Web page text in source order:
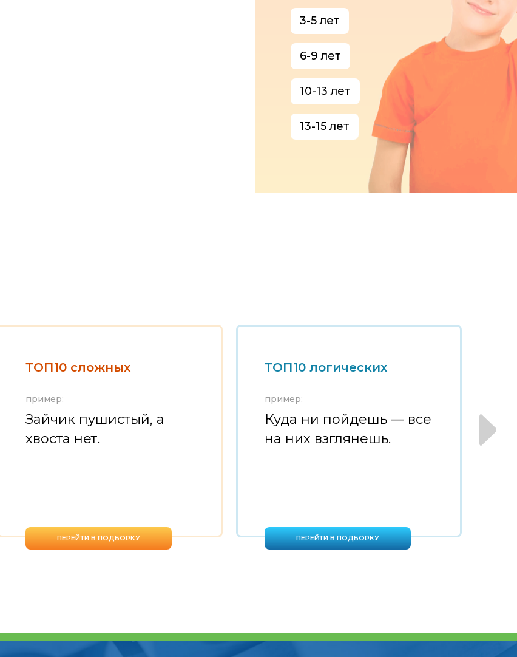
3-5 лет
6-9 лет
10-13 лет
13-15 лет
ТОП10 сложных
пример:
Зайчик пушистый, а
хвоста нет.
ПЕРЕЙТИ В ПОДБОРКУ
ТОП10 логических
пример:
Куда ни пойдешь — все
на них взглянешь.
ПЕРЕЙТИ В ПОДБОРКУ